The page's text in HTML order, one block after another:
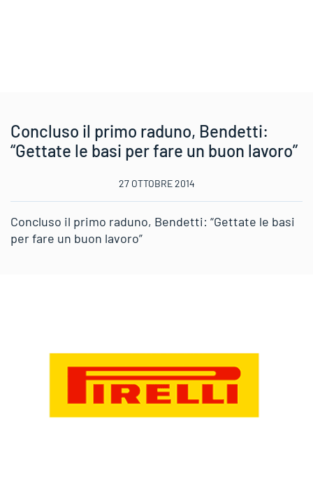
Concluso il primo raduno, Bendetti:
“Gettate le basi per fare un buon lavoro”
27 OTTOBRE 2014
Concluso il primo raduno, Bendetti: “Gettate le basi
per fare un buon lavoro”